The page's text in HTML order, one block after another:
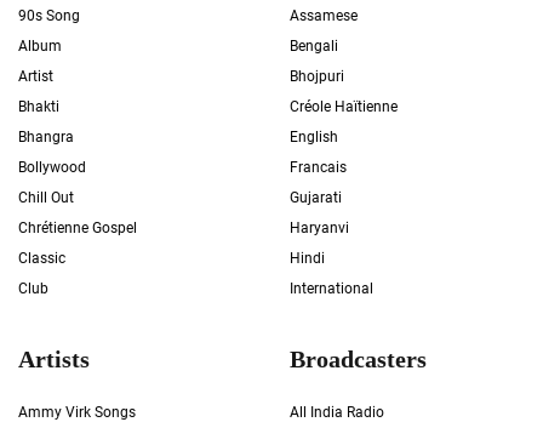
90s Song
Album
Artist
Bhakti
Bhangra
Bollywood
Chill Out
Chrétienne Gospel
Classic
Club
Assamese
Bengali
Bhojpuri
Créole Haïtienne
English
Francais
Gujarati
Haryanvi
Hindi
International
Artists
Ammy Virk Songs
Broadcasters
All India Radio